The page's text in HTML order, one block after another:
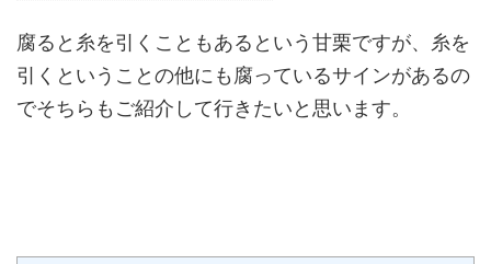
腐ると糸を引くこともあるという甘栗ですが、糸を
引くということの他にも腐っているサインがあるの
でそちらもご紹介して行きたいと思います。